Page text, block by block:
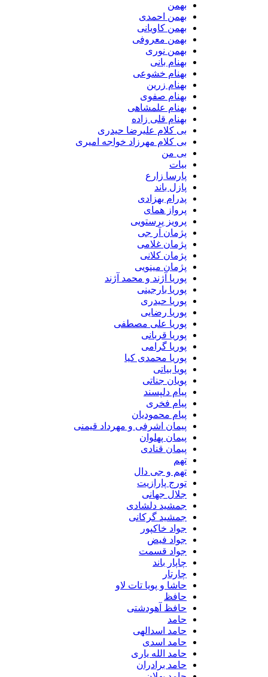
بهمن احمدی
بهمن کاویانی
بهمن معروفی
بهمن نوری
بهنام بانی
بهنام خشوعی
بهنام زرین
بهنام صفوی
بهنام علمشاهی
بهنام قلی زاده
بی کلام علیرضا حیدری
بی کلام مهرزاد خواجه امیری
پارسا زارع
پازل باند
پدرام بهزادی
پرواز همای
پرویز پرستویی
پژمان آر جی
پژمان غلامی
پژمان کلانی
پژمان مینویی
پوریا آژند و محمد آژند
پوریا بارجینی
پوریا حیدری
پوریا رضایی
پوریا علی مصطفی
پوریا قربانی
پوریا گرامی
پوریا محمدی کیا
پویا بیاتی
پویان جناتی
پیام دلپسند
پیام فخری
پیام محمودیان
پیمان اشرفی و مهرداد قیمنی
پیمان پهلوان
پیمان قنادی
تهم و جی دال
تورج پارازیت
جلال جهانی
جمشید دلشادی
جمشید گرکانی
جواد خاکپور
جواد فیض
جواد قسمت
چاپار باند
حاشا و پویا تات لاو
حافظ آهودشتی
حامد اسدالهی
حامد اسدی
حامد الله یاری
حامد برادران